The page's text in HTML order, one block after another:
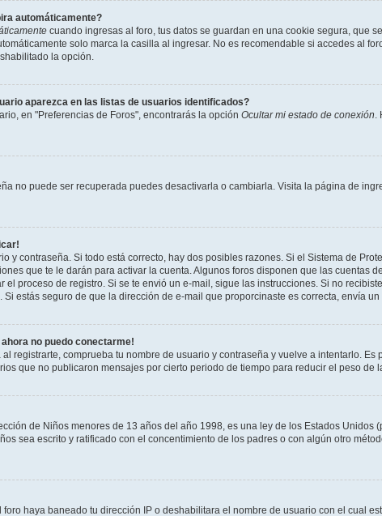
automáticamente?
cuando ingresas al foro, tus datos se guardan en una cookie segura, que
solo marca la casilla al ingresar. No es recomendable si accedes al
la opción.
aparezca en las listas de usuarios identificados?
en "Preferencias de Foros", encontrarás la opción Ocultar mi estado de conexión.
no puede ser recuperada puedes desactivarla o cambiarla. Visita la página de
y contraseña. Si todo está correcto, hay dos posibles razones. Si el Sistema de
que te le darán para activar la cuenta. Algunos foros disponen que las cuentas
el proceso de registro. Si se te envió un e-mail, sigue las instrucciones. Si no
estás seguro de que la dirección de e-mail que proporcinaste es correcta, envía
no puedo conectarme!
registrarte, comprueba tu nombre de usuario y contraseña y vuelve a intentarlo.
que no publicaron mensajes por cierto periodo de tiempo para reducir el peso
de Niños menores de 13 años del año 1998, es una ley de los Estados
sea escrito y ratificado con el concentimiento de los padres o con algún otro
haya baneado tu dirección IP o deshabilitara el nombre de usuario con el cual